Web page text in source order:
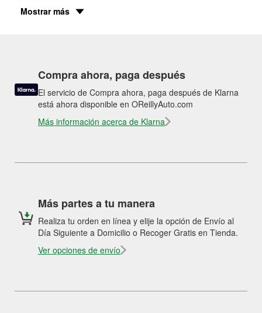
Mostrar más
Compra ahora, paga después
El servicio de Compra ahora, paga después de Klarna
está ahora disponible en OReillyAuto.com
Más información acerca de Klarna
Más partes a tu manera
Realiza tu orden en línea y elije la opción de Envío al
Día Siguiente a Domicilio o Recoger Gratis en Tienda.
Ver opciones de envío